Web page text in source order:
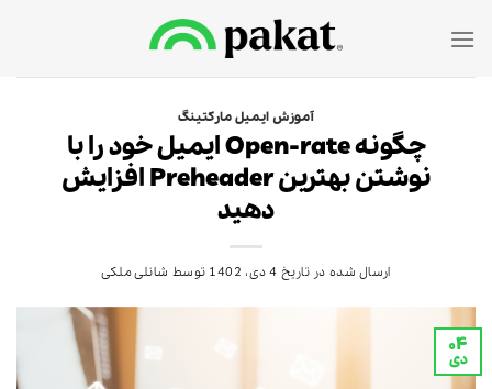
آموزش ایمیل مارکتینگ
چگونه Open-rate ایمیل خود را با
نوشتن بهترین Preheader‌ افزایش
دهید
ارسال شده در تاریخ 4 دی، 1402 توسط شانلی ملکی
۰۴
دی